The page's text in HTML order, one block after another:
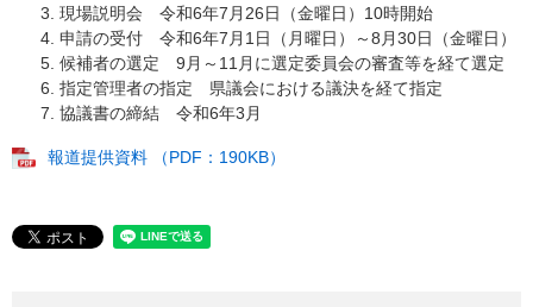
現場説明会 令和6年7月26日（金曜日）10時開始
申請の受付 令和6年7月1日（月曜日）～8月30日（金曜日）
候補者の選定 9月～11月に選定委員会の審査等を経て選定
指定管理者の指定 県議会における議決を経て指定
協議書の締結 令和6年3月
報道提供資料 （PDF：190KB）